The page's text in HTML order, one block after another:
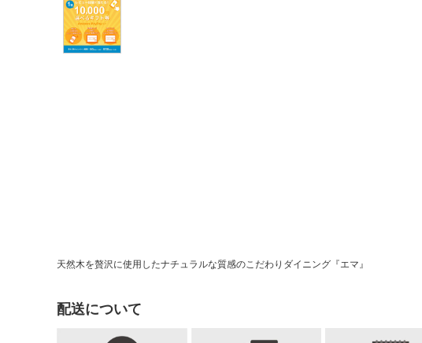
天然木を贅沢に使用したナチュラルな質感のこだわりダイニング『エマ』
配送について